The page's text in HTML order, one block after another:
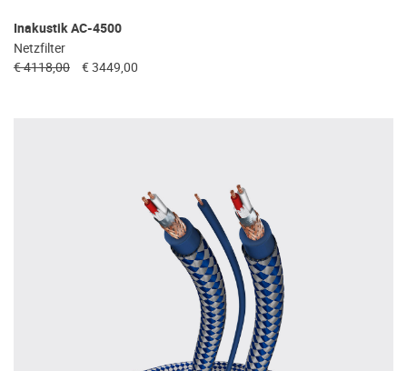
Inakustik AC-4500
Netzfilter
€ 4118,00
€ 3449,00